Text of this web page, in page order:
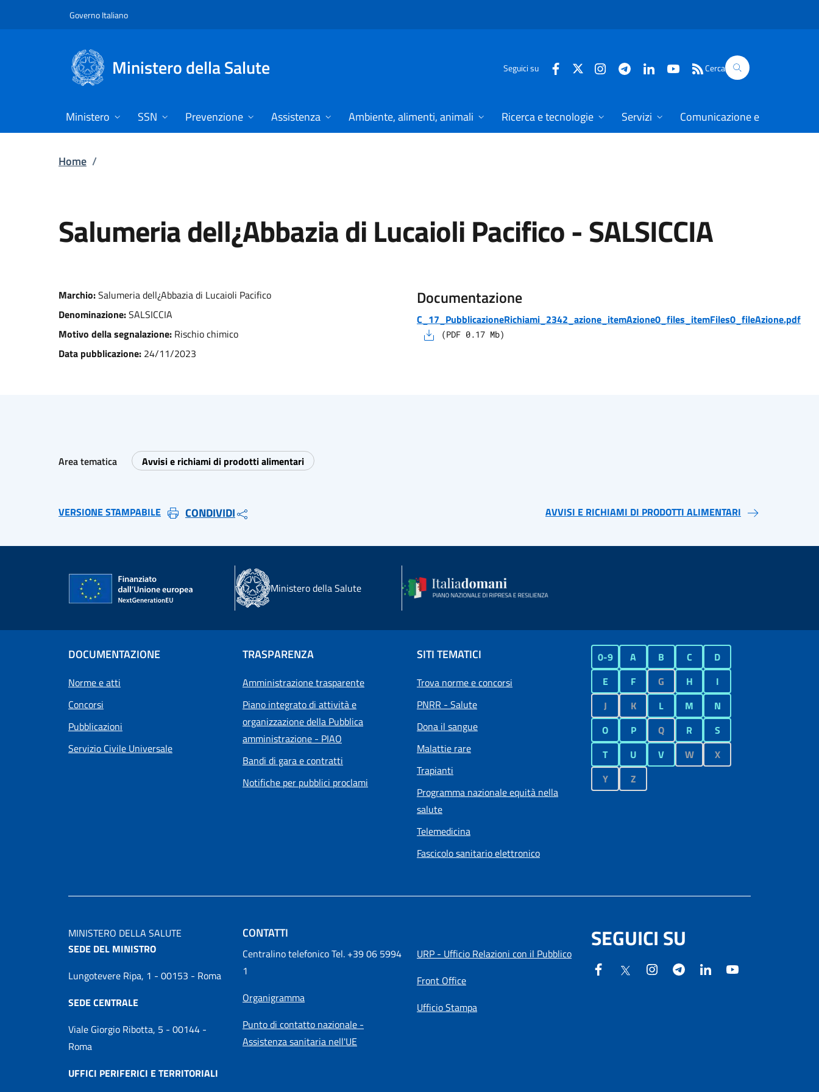
Governo Italiano
Ministero della Salute Seguici su Cerca
Ministero SSN Prevenzione Assistenza Ambiente, alimenti, animali Ricerca e tecnologie Servizi Comunicazione e dati
Home /
Salumeria dell¿Abbazia di Lucaioli Pacifico-SALSICCIA
Marchio:Salumeria dell¿Abbazia di Lucaioli Pacifico
Denominazione:SALSICCIA
Motivo della segnalazione: Rischio chimico
Data pubblicazione: 24/11/2023
Documentazione
C_17_PubblicazioneRichiami_2342_azione_itemAzione0_files_itemFiles0_fileAzione.pdf
(PDF 0.17 Mb)
Area tematica Avvisi e richiami di prodotti alimentari
VERSIONE STAMPABILE CONDIVIDI AVVISI E RICHIAMI DI PRODOTTI ALIMENTARI
Ministero della Salute
DOCUMENTAZIONE
Norme e atti
Concorsi
Pubblicazioni
Servizio Civile Universale
TRASPARENZA
Amministrazione trasparente
Piano integrato di attività e
organizzazione della Pubblica
amministrazione - PIAO
Bandi di gara e contratti
Notifiche per pubblici proclami
SITI TEMATICI
Trova norme e concorsi
PNRR - Salute
Dona il sangue
Malattie rare
Trapianti
Programma nazionale equità nella
salute
Telemedicina
Fascicolo sanitario elettronico
0-9 A B C
D
E
F G H
I
J
K L M
N
O
P Q R
S
T
U V W
X
Y
Z
MINISTERO DELLA SALUTE
SEDE DEL MINISTRO
Lungotevere Ripa, 1 - 00153 - Roma
SEDE CENTRALE
Viale Giorgio Ribotta, 5 - 00144 -
Roma
UFFICI PERIFERICI E TERRITORIALI
CONTATTI
Centralino telefonico Tel. +39 06 5994
1
Organigramma
Punto di contatto nazionale -
Assistenza sanitaria nell'UE
URP - Ufficio Relazioni con il Pubblico
Front Office
Ufficio Stampa
SEGUICI SU